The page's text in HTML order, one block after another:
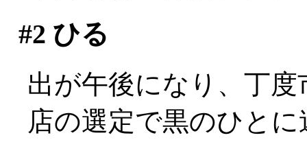
#2 ひる
出が午後になり、丁
店の選定で黒のひと